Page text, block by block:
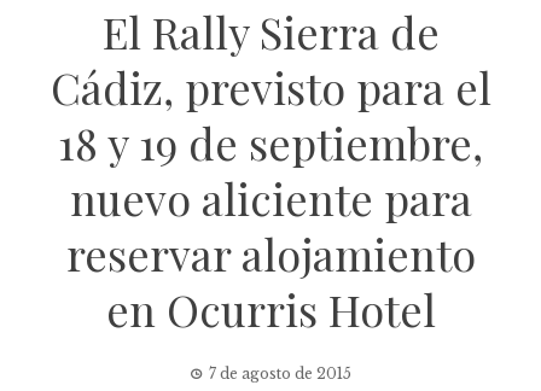
El Rally Sierra de
Cádiz, previsto para el
18 y 19 de septiembre,
nuevo aliciente para
reservar alojamiento
en Ocurris Hotel
7 de agosto de 2015